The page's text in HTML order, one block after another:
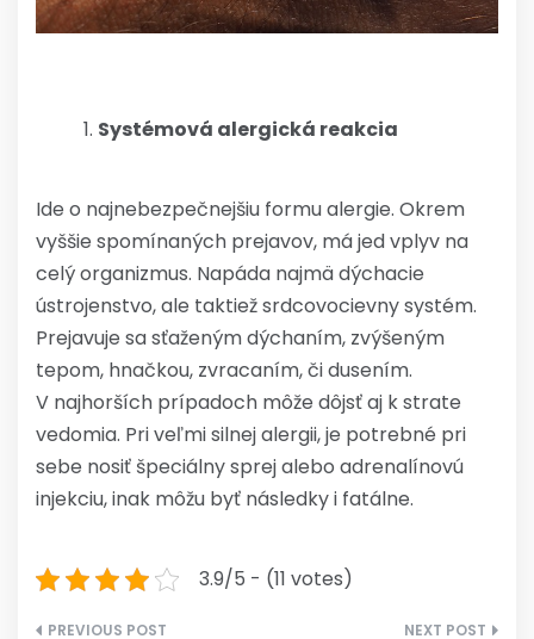
Systémová alergická reakcia
Ide o najnebezpečnejšiu formu alergie. Okrem
vyššie spomínaných prejavov, má jed vplyv na
celý organizmus. Napáda najmä dýchacie
ústrojenstvo, ale taktiež srdcovocievny systém.
Prejavuje sa sťaženým dýchaním, zvýšeným
tepom, hnačkou, zvracaním, či dusením.
V najhorších prípadoch môže dôjsť aj k strate
vedomia. Pri veľmi silnej alergii, je potrebné pri
sebe nosiť špeciálny sprej alebo adrenalínovú
injekciu, inak môžu byť následky i fatálne.
3.9/5 - (11 votes)